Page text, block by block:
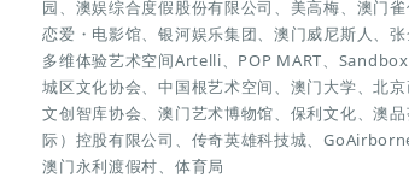
园、澳娱综合度假股份有限公司、美高梅、澳门
恋爱・电影馆、银河娱乐集团、澳门威尼斯人、
多维体验艺术空间Artelli、POP MART、
城区文化协会、中国根艺术空间、澳门大学、北
文创智库协会、澳门艺术博物馆、保利文化、澳
际）控股有限公司、传奇英雄科技城、
澳门永利渡假村、体育局